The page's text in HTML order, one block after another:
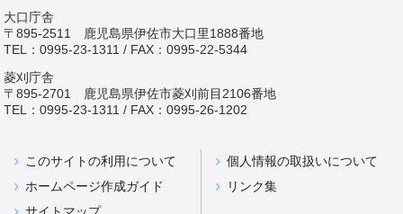
大口庁舎
〒895-2511 鹿児島県伊佐市大口里1888番地
TEL：0995-23-1311 / FAX：0995-22-5344
菱刈庁舎
〒895-2701 鹿児島県伊佐市菱刈前目2106番地
TEL：0995-23-1311 / FAX：0995-26-1202
このサイトの利用について
個人情報の取扱いについて
ホームページ作成ガイド
リンク集